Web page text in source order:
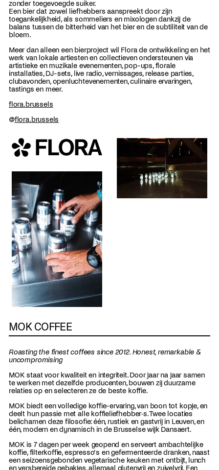
zonder toegevoegde suiker.
Een bier dat zowel liefhebbers aanspreekt door zijn
toegankelijkheid, als sommeliers en mixologen dankzij de
balans tussen de bitterheid van het bier en de subtiliteit van de
bloem.
Meer dan alleen een bierproject wil Flora de ontwikkeling en het
werk van lokale artiesten en collectieven ondersteunen via
artistieke en muzikale evenementen, pop-ups, florale
installaties, DJ-sets, live radio, vernissages, release parties,
clubavonden, openlucht­evenementen, culinaire ervaringen,
tastings en meer.
flora.brussels
@flora.brussels
MOK COFFEE
Roasting the finest coffees since 2012. Honest, remarkable &
uncompromising
MOK staat voor kwaliteit en integriteit. Door jaar na jaar samen
te werken met dezelfde producenten, bouwen zij duurzame
relaties op en selecteren ze de beste koffie.
MOK biedt een volledige koffie-ervaring, van boon tot kopje, en
deelt hun passie met alle koffieliefhebber·s. Twee locaties
belichamen deze filosofie: één, rustiek en gastvrij in Leuven, en
één, modern en dynamisch in de Brusselse wijk Dansaert.
MOK is 7 dagen per week geopend en serveert ambachtelijke
koffie, filterkoffie, espresso’s en gefermenteerde dranken, naast
een seizoensgebonden vegetarische keuken met ontbijt, lunch
en versbereide gebakjes, allemaal glutenvrij en zuivelvrij. Een